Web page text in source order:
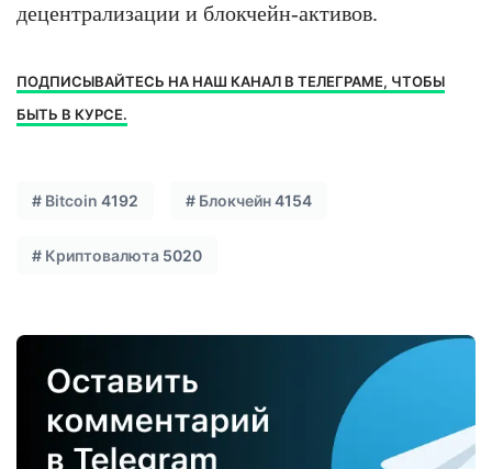
децентрализации и блокчейн-активов.
ПОДПИСЫВАЙТЕСЬ НА НАШ КАНАЛ В ТЕЛЕГРАМЕ, ЧТОБЫ
БЫТЬ В КУРСЕ.
# Bitcoin 4192 # Блокчейн4154
# Криптовалюта 5020